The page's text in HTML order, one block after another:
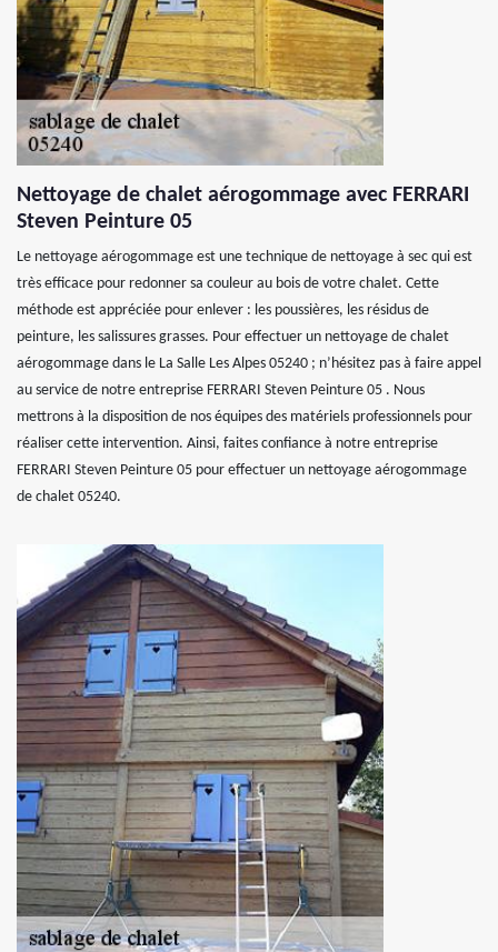
Nettoyage de chalet aérogommage avec FERRARI
Steven Peinture 05
Le nettoyage aérogommage est une technique de nettoyage à sec qui est
très efficace pour redonner sa couleur au bois de votre chalet. Cette
méthode est appréciée pour enlever : les poussières, les résidus de
peinture, les salissures grasses. Pour effectuer un nettoyage de chalet
aérogommage dans le La Salle Les Alpes 05240 ; n’hésitez pas à faire appel
au service de notre entreprise FERRARI Steven Peinture 05 . Nous
mettrons à la disposition de nos équipes des matériels professionnels pour
réaliser cette intervention. Ainsi, faites confiance à notre entreprise
FERRARI Steven Peinture 05 pour effectuer un nettoyage aérogommage
de chalet 05240.